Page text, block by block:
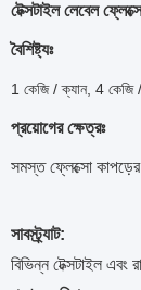
টেক্সটাইল লেবেল
বৈশিষ্ট্যঃ
1 কেজি / ক্যান, 4 কেজি
প্রয়োগের ক্ষেত্রঃ
সমস্ত ফ্লেক্সো কাপড়ের
সাবস্ট্র্যাট:
বিভিন্ন টেক্সটাইল